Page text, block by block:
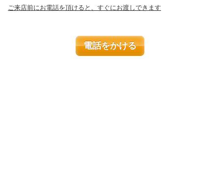
ご来店前にお電話を頂けると、すぐにお渡しできます
電話をかける